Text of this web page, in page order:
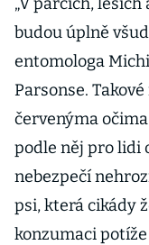
budou úplně
entomologa
Parsonse.
červenýma
podle něj pro lidi
nebezpečí
psi, která cikády
konzumaci